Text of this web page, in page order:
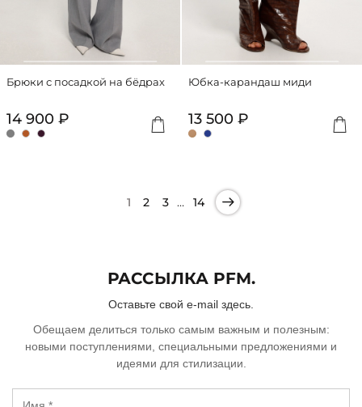
Брюки с посадкой на бёдрах
14 900 ₽
Юбка-карандаш миди
13 500 ₽
1 2 3 … 14
РАССЫЛКА PFM.
Оставьте свой e-mail здесь.
Обещаем делиться только самым важным и полезным:
новыми поступлениями, специальными предложениями и
идеями для стилизации.